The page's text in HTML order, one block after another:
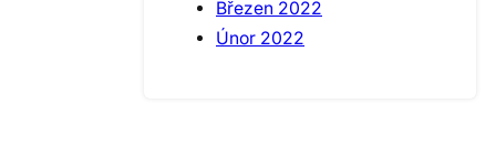
Březen 2022
Únor 2022